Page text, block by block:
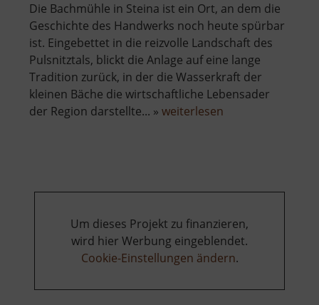
Die Bachmühle in Steina ist ein Ort, an dem die
Geschichte des Handwerks noch heute spürbar
ist. Eingebettet in die reizvolle Landschaft des
Pulsnitztals, blickt die Anlage auf eine lange
Tradition zurück, in der die Wasserkraft der
kleinen Bäche die wirtschaftliche Lebensader
der Region darstellte... » weiterlesen
Um dieses Projekt zu finanzieren,
wird hier Werbung eingeblendet.
Cookie-Einstellungen ändern.